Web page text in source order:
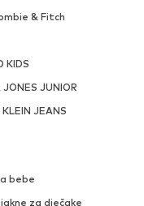
& Fitch
KIDS
JUNIOR
KLEIN JEANS
bebe
za dječake